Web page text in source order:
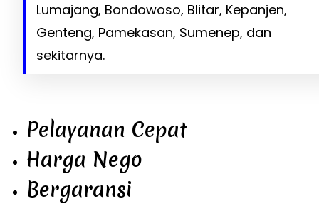
Lumajang, Bondowoso, Blitar, Kepanjen,
Genteng, Pamekasan, Sumenep, dan
sekitarnya.
Pelayanan Cepat
Harga Nego
Bergaransi